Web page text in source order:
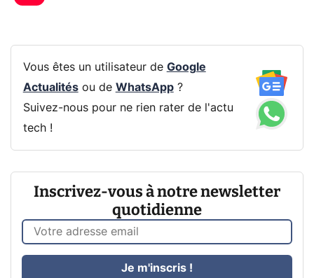
Vous êtes un utilisateur de Google
Actualitésou de WhatsApp?
Suivez-nous pour ne rien rater de l'actu
tech !
Inscrivez-vous à notre newsletter
quotidienne
Je m'inscris !